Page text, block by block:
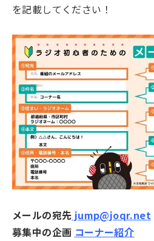
を記載してください！
メールの宛先 jump@joqr.net
募集中の企画 コーナー紹介